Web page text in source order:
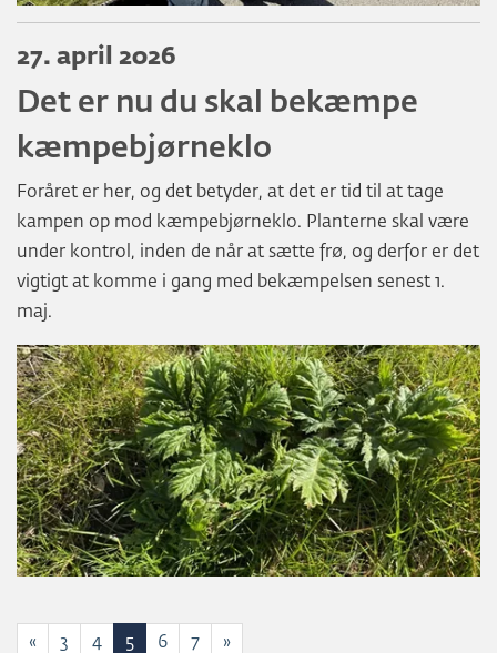
27. april 2026
Det er nu du skal bekæmpe
kæmpebjørneklo
Foråret er her, og det betyder, at det er tid til at tage
kampen op mod kæmpebjørneklo. Planterne skal være
under kontrol, inden de når at sætte frø, og derfor er det
vigtigt at komme i gang med bekæmpelsen senest 1.
maj.
« 3 4 5 6 7 »